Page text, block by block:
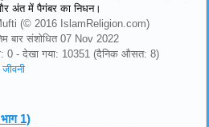
अंत में पैगंबर का निधन।
Mufti (© 2016 IslamReligion.com)
बार संशोधित 07 Nov 2022
0 - देखा गया: 10351 (दैनिक औसत: 8)
1)